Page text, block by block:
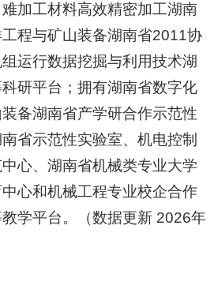
加工材料高效精密加工湖南
程与矿山装备湖南省2011协
运行数据挖掘与利用技术湖
研平台；拥有湖南省数字化
备湖南省产学研合作示范性
省示范性实验室、机电控制
心、湖南省机械类专业大学
心和机械工程专业校企合作
学平台。（数据更新 2026年